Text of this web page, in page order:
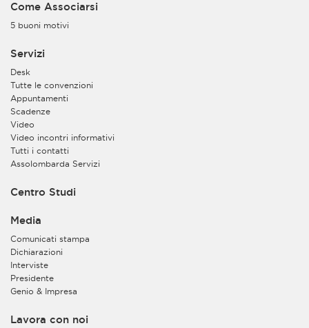
Come Associarsi
5 buoni motivi
Servizi
Desk
Tutte le convenzioni
Appuntamenti
Scadenze
Video
Video incontri informativi
Tutti i contatti
Assolombarda Servizi
Centro Studi
Media
Comunicati stampa
Dichiarazioni
Interviste
Presidente
Genio & Impresa
Lavora con noi